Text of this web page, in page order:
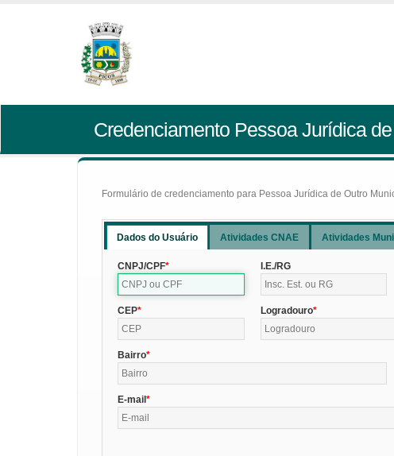
Credenciamento Pessoa Jurídica
Formulário de credenciamento para Pessoa Jurídica de Outro
Dados do Usuário Atividades CNAE Atividades
CNPJ/CPF I.E./RG
CEP Logradouro
Bairro
E-mail